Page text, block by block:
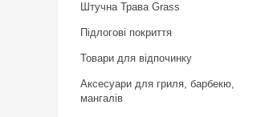
Штучна Трава Grass
Підлогові покриття
Товари для відпочинку
Аксесуари для гриля, барбекю,
мангалів